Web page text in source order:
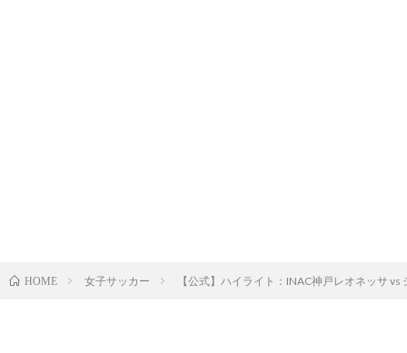
HOME 女子サッカー 【公式】ハイライト：INAC神戸レオネッサ